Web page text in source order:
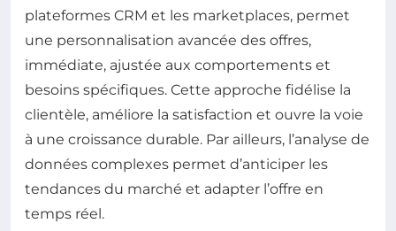
plateformes CRM et les marketplaces, permet
une personnalisation avancée des offres,
immédiate, ajustée aux comportements et
besoins spécifiques. Cette approche fidélise la
clientèle, améliore la satisfaction et ouvre la voie
à une croissance durable. Par ailleurs, l’analyse de
données complexes permet d’anticiper les
tendances du marché et adapter l’offre en
temps réel.